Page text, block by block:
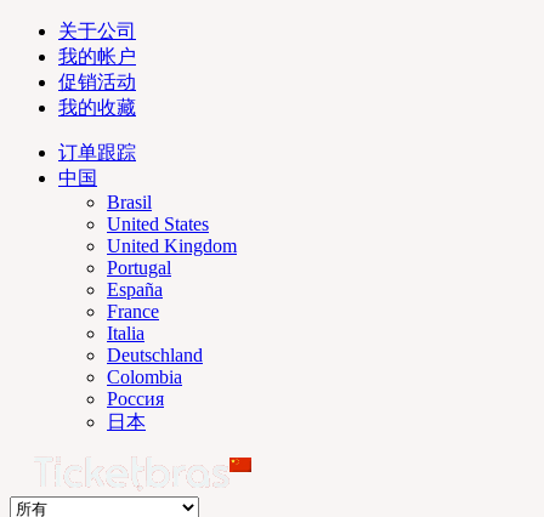
关于公司
我的帐户
促销活动
我的收藏
订单跟踪
中国
Brasil
United States
United Kingdom
Portugal
España
France
Italia
Deutschland
Colombia
Россия
日本